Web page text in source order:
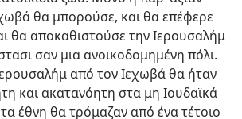
θα μπορούσε, και θα επέφερε
θα αποκαθιστούσε την Ιερουσαλήμ
σαν μια ανοικοδομημένη πόλι.
από τον Ιεχωβά θα ήταν
και ακατανόητη στα μη Ιουδαϊκά
έθνη θα τρόμαζαν από ένα τέτοιο